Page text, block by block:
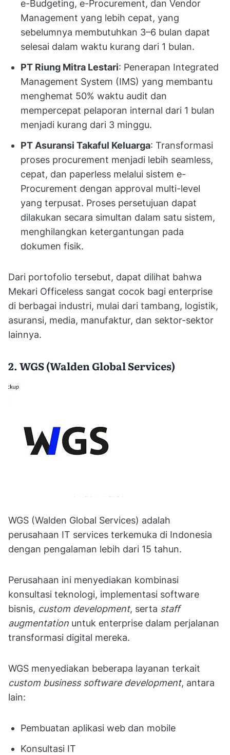
e-Budgeting, e-Procurement, dan Vendor
Management yang lebih cepat, yang
sebelumnya membutuhkan 3–6 bulan dapat
selesai dalam waktu kurang dari 1 bulan.
PT Riung Mitra Lestari: Penerapan Integrated
Management System (IMS) yang membantu
menghemat 50% waktu audit dan
mempercepat pelaporan internal dari 1 bulan
menjadi kurang dari 3 minggu.
PT Asuransi Takaful Keluarga: Transformasi
proses procurement menjadi lebih seamless,
cepat, dan paperless melalui sistem e-
Procurement dengan approval multi-level
yang terpusat. Proses persetujuan dapat
dilakukan secara simultan dalam satu sistem,
menghilangkan ketergantungan pada
dokumen fisik.
Dari portofolio tersebut, dapat dilihat bahwa
Mekari Officeless sangat cocok bagi enterprise
di berbagai industri, mulai dari tambang, logistik,
asuransi, media, manufaktur, dan sektor-sektor
lainnya.
2. WGS (Walden Global Services)
WGS (Walden Global Services) adalah
perusahaan IT services terkemuka di Indonesia
dengan pengalaman lebih dari 15 tahun.
Perusahaan ini menyediakan kombinasi
konsultasi teknologi, implementasi software
bisnis, custom development, serta staff
augmentation untuk enterprise dalam perjalanan
transformasi digital mereka.
WGS menyediakan beberapa layanan terkait
custom business software development, antara
lain:
Pembuatan aplikasi web dan mobile
Konsultasi IT